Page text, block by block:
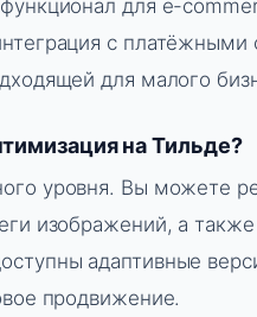
для e-
с
для малого
на Тильде?
уровня. Вы можете
изображений, а
адаптивные
продвижение.